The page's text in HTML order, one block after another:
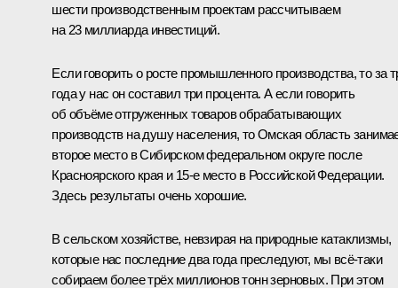
шести производственным проектам рассчитываем
на 23 миллиарда инвестиций.
Если говорить о росте промышленного производства, то за
года у нас он составил три процента. А если говорить
об объёме отгруженных товаров обрабатывающих
производств на душу населения, то Омская область
второе место в Сибирском федеральном округе после
Красноярского края и 15-е место в Российской Федерации.
Здесь результаты очень хорошие.
В сельском хозяйстве, невзирая на природные катаклизмы,
которые нас последние два года преследуют, мы всё-таки
собираем более трёх миллионов тонн зерновых. При этом